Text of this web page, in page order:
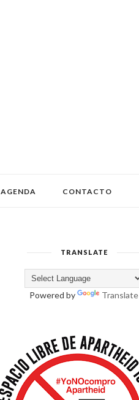
AGENDA CONTACTO
TRANSLATE
Powered by Translate